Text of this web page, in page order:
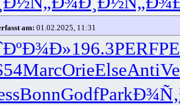
am: 01.02.2025, 11:31
196.3PERF
MarcOrieElseAnti
BonnGodfPark